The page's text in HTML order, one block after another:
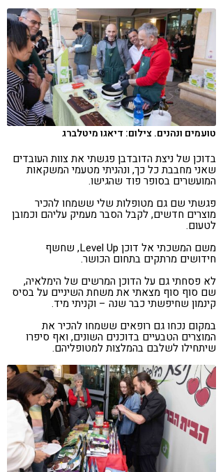
טועמים ונהנים. צילום: דיאגו מיטלברג
בדוכן של ניצת הדובדבן פגשתי את צוות העובדים
שאני מחבבת כל כך, ונהניתי מטעמי המשקאות
המועשרים בסופר פוד שהגישו.
פגשתי שם גם מטופלות שלי ששמחו להכיר
מוצרים חדשים, לקבל הסבר מעמיק עליהם וכמובן
לטעום.
משם המשכתי אל דוכן Level Up, שחשף
חידושים מרתקים בתחום הכושר.
לא פסחתי גם על הדוכן המרשים של הימלאיה,
שם סוף סוף מצאתי את משחת השיניים על בסיס
קינמון שחיפשתי כבר שנה – וקניתי מיד.
במקום נכחו גם רופאים ששמחו להכיר את
המוצרים הטבעיים בדוכנים השונים, ואף סיפרו
שיתחילו לשלבם בהמלצות למטופליהם.